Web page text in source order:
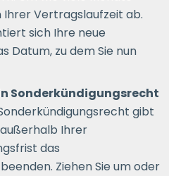
Vertragslaufzeit ab.
sich Ihre neue
Datum, zu dem Sie nun
Sonderkündigungsrecht
gibt
Ihrer
das
Ziehen Sie um oder